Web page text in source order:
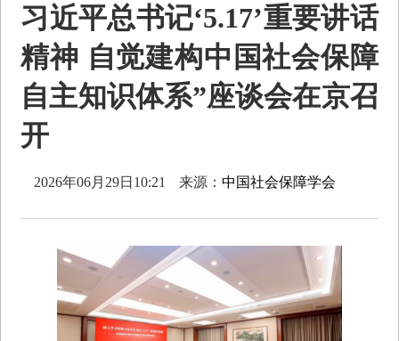
习近平总书记‘5.17’重要讲话
精神 自觉建构中国社会保障
自主知识体系”座谈会在京召
开
2026年06月29日10:21 来源：中国社会保障学会